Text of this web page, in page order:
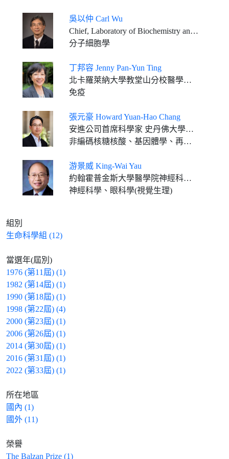
吳以仲 Carl Wu
Chief, Laboratory of Biochemistry and Molecular Biology National Cancer Institute, National Institutes of Health, and NIH Distinguished Investigator
分子細胞學
丁邦容 Jenny Pan-Yun Ting
北卡羅萊納大學教堂山分校醫學院威廉•蘭特•凱南特聘遺傳學教授、微生物與免疫系教授,臨床轉化免疫學研究中心主任
免疫
張元豪 Howard Yuan-Hao Chang
安進公司首席科學家 史丹佛大學教授
非編碼核糖核酸、基因體學、再生醫學
游景威 King-Wai Yau
約翰霍普金斯大學醫學院神經科學系暨眼科學系教授
神經科學、眼科學(視覺生理)
組別
生命科學組 (12)
當選年(屆別)
1976 (第11屆) (1)
1982 (第14屆) (1)
1990 (第18屆) (1)
1998 (第22屆) (4)
2000 (第23屆) (1)
2006 (第26屆) (1)
2014 (第30屆) (1)
2016 (第31屆) (1)
2022 (第33屆) (1)
所在地區
國內 (1)
國外 (11)
榮譽
The Balzan Prize (1)